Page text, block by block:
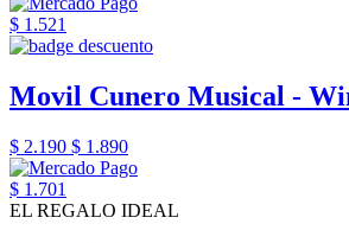
$ 1.521
Movil Cunero Musical -
$ 2.190 $ 1.890
$ 1.701
EL REGALO IDEAL